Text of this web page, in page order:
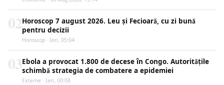
Horoscop 7 august 2026. Leu și Fecioară, cu zi bună
pentru decizii
Horoscop · Ieri, 05:04
Ebola a provocat 1.800 de decese în Congo. Autoritățile
schimbă strategia de combatere a epidemiei
Externe · Ieri, 00:08